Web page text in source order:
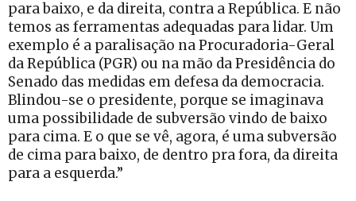
para baixo, e da direita, contra a República. E não
temos as ferramentas adequadas para lidar. Um
exemplo é a paralisação na Procuradoria-Geral
da República (PGR) ou na mão da Presidência do
Senado das medidas em defesa da democracia.
Blindou-se o presidente, porque se imaginava
uma possibilidade de subversão vindo de baixo
para cima. E o que se vê, agora, é uma subversão
de cima para baixo, de dentro pra fora, da direita
para a esquerda.”